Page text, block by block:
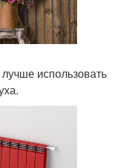
использовать